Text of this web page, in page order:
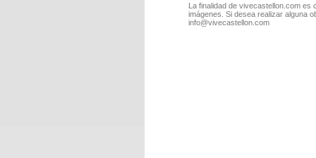
La finalidad de vivecastellon.com
imágenes. Si desea realizar alguna
info@vivecastellon.com